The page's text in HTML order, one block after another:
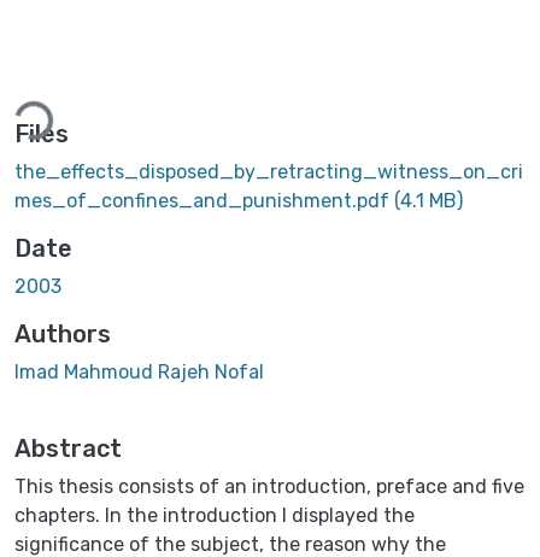
Files
the_effects_disposed_by_retracting_witness_on_cri
mes_of_confines_and_punishment.pdf (4.1 MB)
Date
2003
Authors
Imad Mahmoud Rajeh Nofal
Abstract
This thesis consists of an introduction, preface and five
chapters. In the introduction I displayed the
significance of the subject, the reason why the